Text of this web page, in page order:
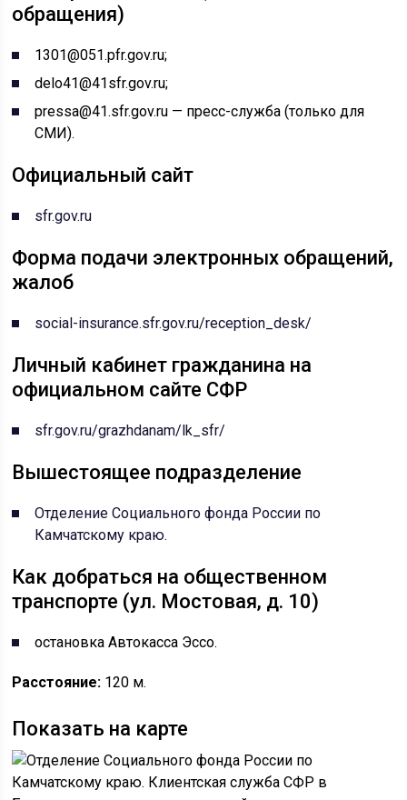
обращения)
1301@051.pfr.gov.ru;
delo41@41sfr.gov.ru;
pressa@41.sfr.gov.ru — пресс-служба (только для
СМИ).
Официальный сайт
sfr.gov.ru
Форма подачи электронных обращений,
жалоб
social-insurance.sfr.gov.ru/reception_desk/
Личный кабинет гражданина на
официальном сайте СФР
sfr.gov.ru/grazhdanam/lk_sfr/
Вышестоящее подразделение
Отделение Социального фонда России по
Камчатскому краю.
Как добраться на общественном
транспорте (ул. Мостовая, д. 10)
остановка Автокасса Эссо.
Расстояние: 120 м.
Показать на карте